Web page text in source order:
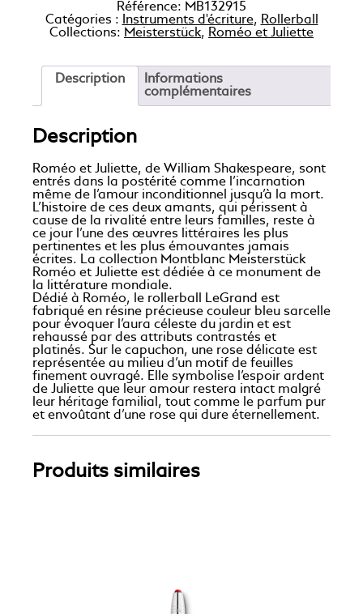
Référence: MB132915
Catégories : Instruments d'écriture, Rollerball
Collections: Meisterstück, Roméo et Juliette
Description
Informations
complémentaires
Description
Roméo et Juliette, de William Shakespeare, sont
entrés dans la postérité comme l’incarnation
même de l’amour inconditionnel jusqu’à la mort.
L’histoire de ces deux amants, qui périssent à
cause de la rivalité entre leurs familles, reste à
ce jour l’une des œuvres littéraires les plus
pertinentes et les plus émouvantes jamais
écrites. La collection Montblanc Meisterstück
Roméo et Juliette est dédiée à ce monument de
la littérature mondiale.
Dédié à Roméo, le rollerball LeGrand est
fabriqué en résine précieuse couleur bleu sarcelle
pour évoquer l’aura céleste du jardin et est
rehaussé par des attributs contrastés et
platinés. Sur le capuchon, une rose délicate est
représentée au milieu d’un motif de feuilles
finement ouvragé. Elle symbolise l’espoir ardent
de Juliette que leur amour restera intact malgré
leur héritage familial, tout comme le parfum pur
et envoûtant d’une rose qui dure éternellement.
Produits similaires